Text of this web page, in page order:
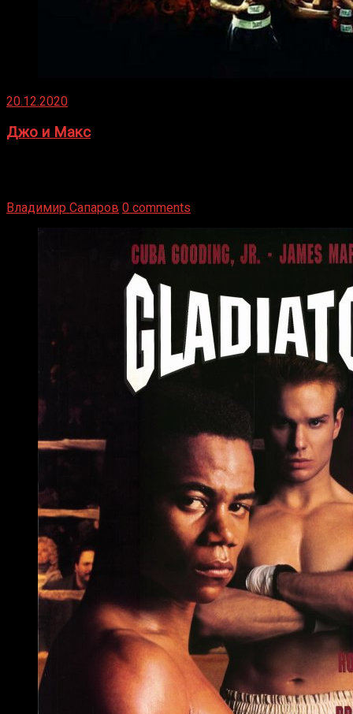
20.12.2020
Джо и Макс
Владимир Сапаров 0 comments